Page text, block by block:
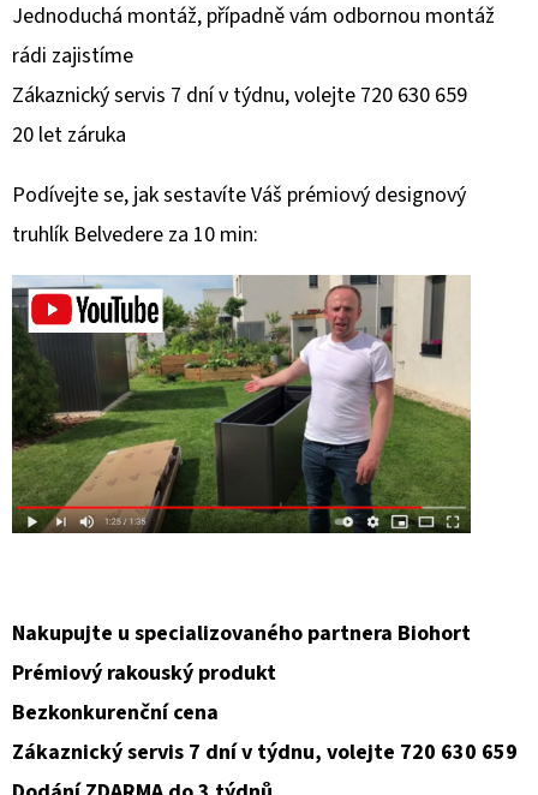
Jednoduchá montáž, případně vám odbornou montáž
rádi zajistíme
Zákaznický servis 7 dní v týdnu, volejte 720 630 659
20 let záruka
Podívejte se, jak sestavíte Váš prémiový designový
truhlík Belvedere za 10 min:
Nakupujte u specializovaného partnera Biohort
Prémiový rakouský produkt
Bezkonkurenční cena
Zákaznický servis 7 dní v týdnu, volejte 720 630 659